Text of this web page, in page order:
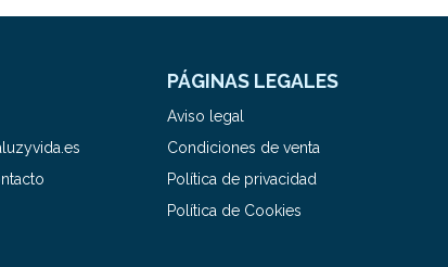
PÁGINAS LEGALES
Aviso legal
Condiciones de venta
Política de privacidad
Política de Cookies